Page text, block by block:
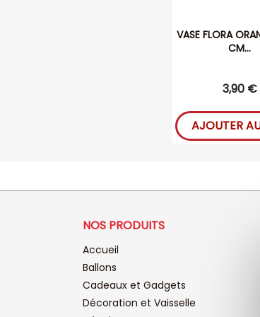
VASE FLORA
CM...
3,90 €
AJOUTER
NOS PRODUITS
Accueil
Ballons
Cadeaux et Gadgets
Décoration et Vaisselle